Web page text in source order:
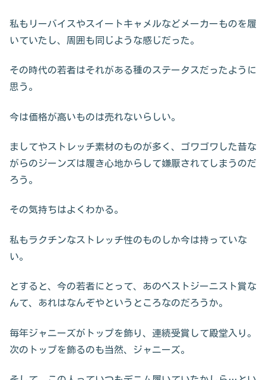
私もリーバイスやスイートキャメルなどメーカーものを履
いていたし、周囲も同じような感じだった。
その時代の若者はそれがある種のステータスだったように
思う。
今は価格が高いものは売れないらしい。
ましてやストレッチ素材のものが多く、ゴワゴワした昔な
がらのジーンズは履き心地からして嫌厭されてしまうのだ
ろう。
その気持ちはよくわかる。
私もラクチンなストレッチ性のものしか今は持っていな
い。
とすると、今の若者にとって、あのベストジーニスト賞な
んて、あれはなんぞやというところなのだろうか。
毎年ジャニーズがトップを飾り、連続受賞して殿堂入り。
次のトップを飾るのも当然、ジャニーズ。